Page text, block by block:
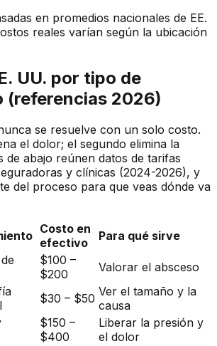
en promedios nacionales de EE.
reales varían según la ubicación
UU. por tipo de
(referencias 2026)
se resuelve con un solo costo.
el dolor; el segundo elimina la
de abajo reúnen datos de tarifas
y clínicas (2024-2026), y
del proceso para que veas dónde va
Costo en
efectivo
Para qué sirve
$100 –
$200
Valorar el absceso
$30 – $50 Ver el tamaño y la
causa
$150 –
$400
Liberar la presión y
el dolor